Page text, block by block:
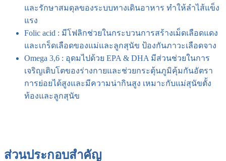
และรักษาสมดุลของระบบทางเดินอาหาร ทำให้ลำไส้แข็ง
แรง
Folic acid : มีโฟลิกช่วยในกระบวนการสร้างเม็ดเลือดแดง
และเกร็ดเลือดของแม่และลูกสุนัข ป้องกันภาวะเลือดจาง
Omega 3,6 : อุดมไปด้วย EPA & DHA มีส่วนช่วยในการ
เจริญเติบโตของร่างกายและช่วยกระตุ้นภูมิคุ้มกันอัตรา
การย่อยได้สูงและมีความน่ากินสูง เหมาะกับแม่สุนัขตั้ง
ท้องและลูกสุนัข
ส่วนประกอบสำคัญ